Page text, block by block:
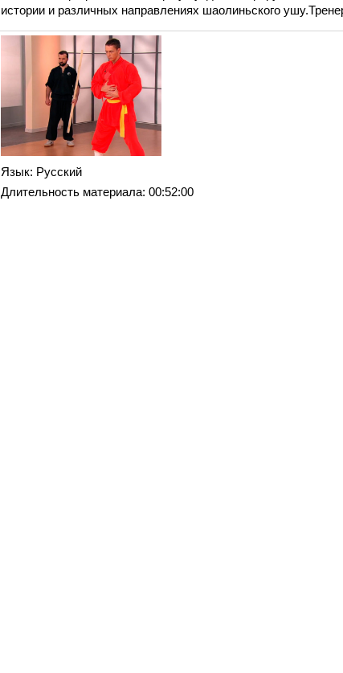
истории и различных направлениях шаолиньского
Язык: Русский
Длительность материала: 00:52:00